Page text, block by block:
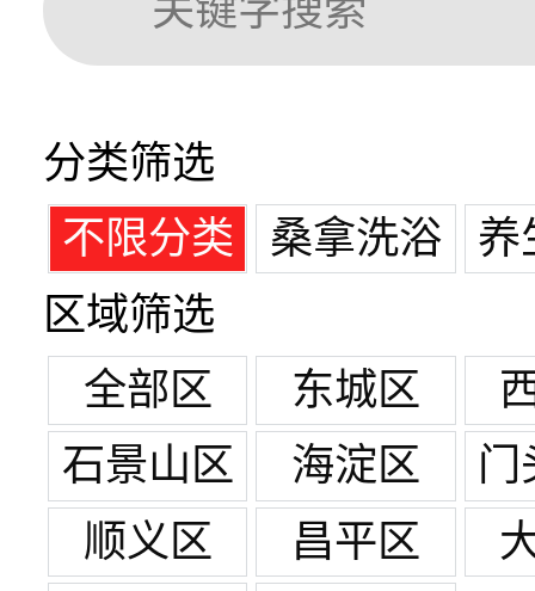
分类筛选
不限分类
桑拿洗浴
养
区域筛选
全部区
东城区
石景山区
海淀区
门
顺义区
昌平区